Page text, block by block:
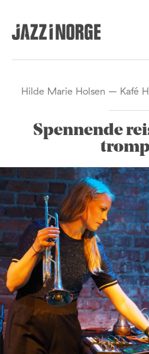
Hilde Marie Holsen – Kafé
Spennende